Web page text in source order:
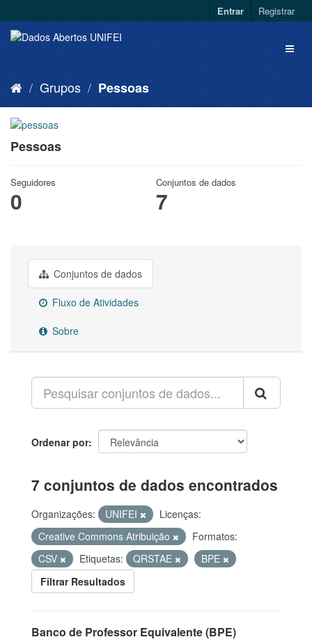
Entrar Registrar
Grupos Pessoas
Pessoas
Seguidores
0
Conjuntos de dados
7
Conjuntos de dados
Fluxo de Atividades
Sobre
Ordenar por
7 conjuntos de dados encontrados
Organizações: UNIFEI
Licenças:
Creative Commons Atribuição
Formatos:
CSV
Etiquetas: QRSTAE
BPE
Filtrar Resultados
Banco de Professor Equivalente (BPE)